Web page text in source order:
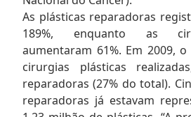
As plásticas reparadoras
189%, enquanto as
aumentaram 61%. Em 2009,
cirurgias plásticas
reparadoras (27% do total).
reparadoras já estavam